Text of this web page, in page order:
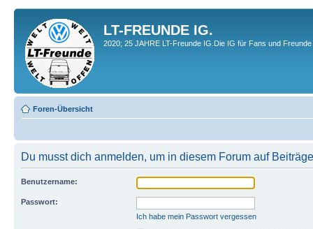
LT-FREUNDE IG.
2020; 25 JAHRE LT-Freunde IG.Die IG für Fans und
Foren-Übersicht
Du musst dich anmelden, um in diesem Forum auf
Benutzername:
Passwort:
Ich habe mein Passwort vergessen